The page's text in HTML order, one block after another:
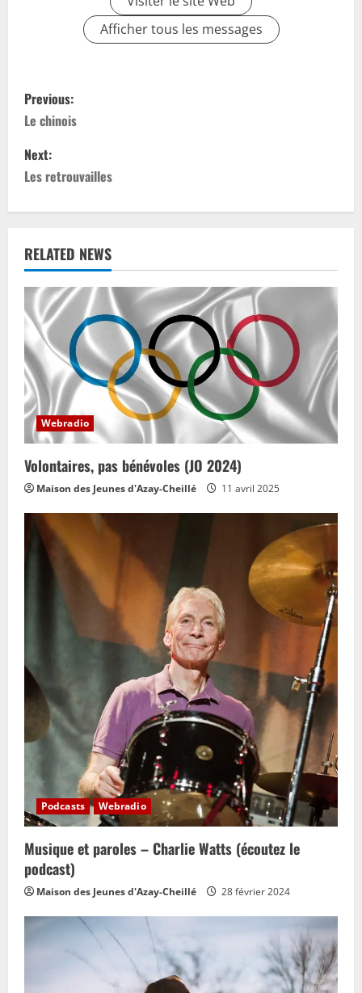
Afficher tous les messages
P
o
s
t
a
v
i
g
a
t
i
o
Previous:
Le chinois
Next:
Les retrouvailles
RELATED NEWS
Webradio
Volontaires, pas bénévoles (JO 2024)
Maison des Jeunes d'Azay-Cheillé 11 avril 2025
Podcasts Webradio
Musique et paroles – Charlie Watts (écoutez le
podcast)
Maison des Jeunes d'Azay-Cheillé 28 février 2024